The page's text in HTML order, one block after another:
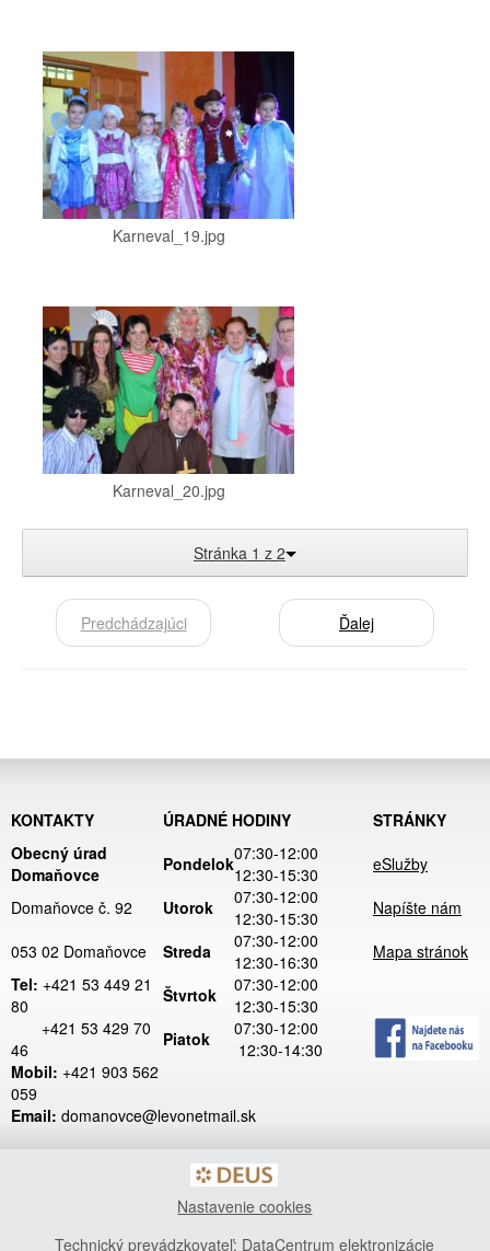
Karneval_19.jpg
Karneval_20.jpg
Stránka 1 z 2
Predchádzajúci Ďalej
KONTAKTY ÚRADNÉ HODINY
STRÁNKY
Obecný úrad
Domaňovce
Pondelok07:30-12:00
12:30-15:30
eSlužby
Domaňovce č. 92
Utorok
07:30-12:00
12:30-15:30
Napíšte nám
053 02 Domaňovce
Streda
07:30-12:00
12:30-16:30
Mapa stránok
Tel: +421 53 449 21
80
Štvrtok
07:30-12:00
12:30-15:30
+421 53 429 70
46
Piatok
07:30-12:00
12:30-14:30
Mobil: +421 903 562
059
Email: domanovce@levonetmail.sk
Nastavenie cookies
Technický prevádzkovateľ: DataCentrum elektronizácie